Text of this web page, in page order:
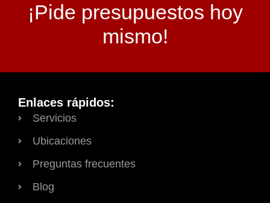
¡Pide presupuestos hoy
mismo!
Enlaces rápidos:
Servicios
Ubicaciones
Preguntas frecuentes
Blog